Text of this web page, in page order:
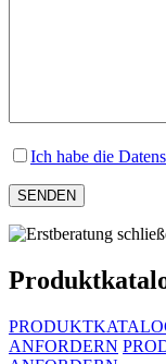
Ich habe die
ANFORDERN